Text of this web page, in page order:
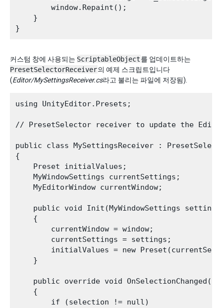
        window.Repaint();
    }
커스텀 창에 사용되는 ScriptableObject를 업데이트하는
PresetSelectorReceiver의 예제 스크립트입니다
(Editor/MySettingsReceiver.cs라고 불리는 파일에 저장됨).
using UnityEditor.Presets;
// PresetSelector receiver to update the
public class MySettingsReceiver :
{
    Preset initialValues;
    MyWindowSettings currentSettings;
    MyEditorWindow currentWindow;
public void Init(MyWindowSettings
    {
        currentWindow = window;
        currentSettings = settings;
initialValues = new
    }
public override void
    {
        if (selection != null)